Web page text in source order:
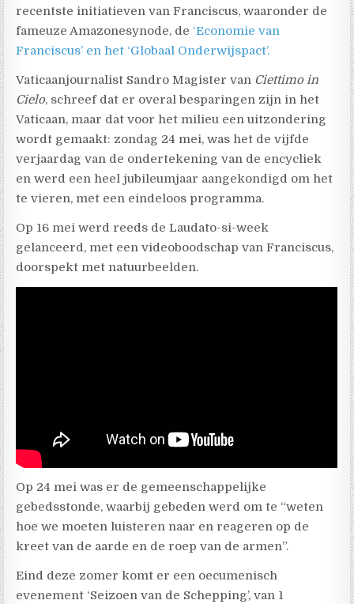
recentste initiatieven van Franciscus, waaronder de
fameuze Amazonesynode, de ‘Economie van
Franciscus’ en het ‘Globaal Onderwijspact’.
Vaticaanjournalist Sandro Magister van Ciettimo in
Cielo, schreef dat er overal besparingen zijn in het
Vaticaan, maar dat voor het milieu een uitzondering
wordt gemaakt: zondag 24 mei, was het de vijfde
verjaardag van de ondertekening van de encycliek
en werd een heel jubileumjaar aangekondigd om het
te vieren, met een eindeloos programma.
Op 16 mei werd reeds de Laudato-si-week
gelanceerd, met een videoboodschap van Franciscus,
doorspekt met natuurbeelden.
Op 24 mei was er de gemeenschappelijke
gebedsstonde, waarbij gebeden werd om te “weten
hoe we moeten luisteren naar en reageren op de
kreet van de aarde en de roep van de armen”.
Eind deze zomer komt er een oecumenisch
evenement ‘Seizoen van de Schepping’, van 1